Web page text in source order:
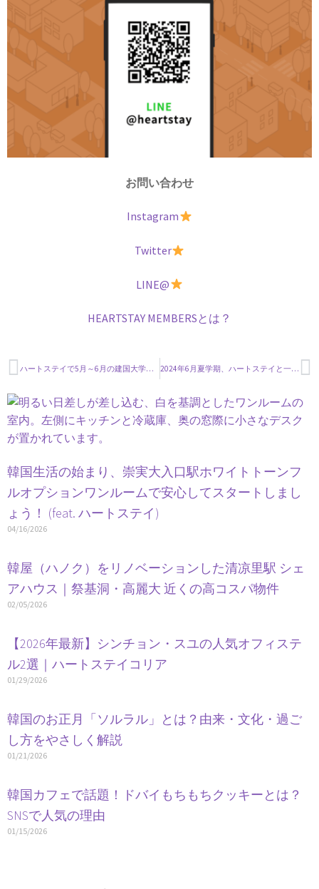
お問い合わせ
Instagram
Twitter
LINE@
HEARTSTAY MEMBERSとは？
ハートステイで5月～6月の建国大学、漢陽大学近くの短期可能ワンルームをご紹介します！ 2024年6月夏学期、ハートステイと一緒にスタート！
韓国生活の始まり、崇実大入口駅ホワイトトーンフ
ルオプションワンルームで安心してスタートしまし
ょう！ (feat. ハートステイ)
04/16/2026
韓屋（ハノク）をリノベーションした清凉里駅 シェ
アハウス｜祭基洞・高麗大 近くの高コスパ物件
02/05/2026
【2026年最新】シンチョン・スユの人気オフィステ
ル2選｜ハートステイコリア
01/29/2026
韓国のお正月「ソルラル」とは？由来・文化・過ご
し方をやさしく解説
01/21/2026
韓国カフェで話題！ドバイもちもちクッキーとは？
SNSで人気の理由
01/15/2026